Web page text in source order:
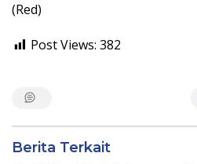
(Red)
Post Views: 382
Berita Terkait